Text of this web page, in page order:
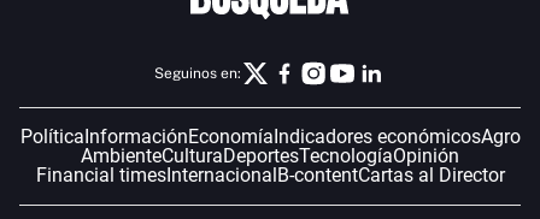
Seguinos en:
PolíticaInformaciónEconomíaIndicadores económicosAgro
AmbienteCulturaDeportesTecnologíaOpinión
Financial timesInternacionalB-contentCartas al Director